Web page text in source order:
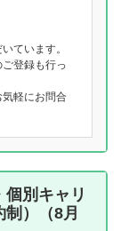
ています。
登録も行っ
軽にお問合
別キャリ
）（8月